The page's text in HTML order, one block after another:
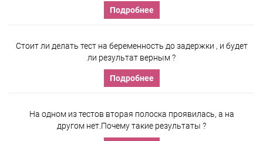
Подробнее
Стоит ли делать тест на беременность до задержки , и будет
ли результат верным ?
Подробнее
На одном из тестов вторая полоска проявилась, а на
другом нет.Почему такие результаты ?